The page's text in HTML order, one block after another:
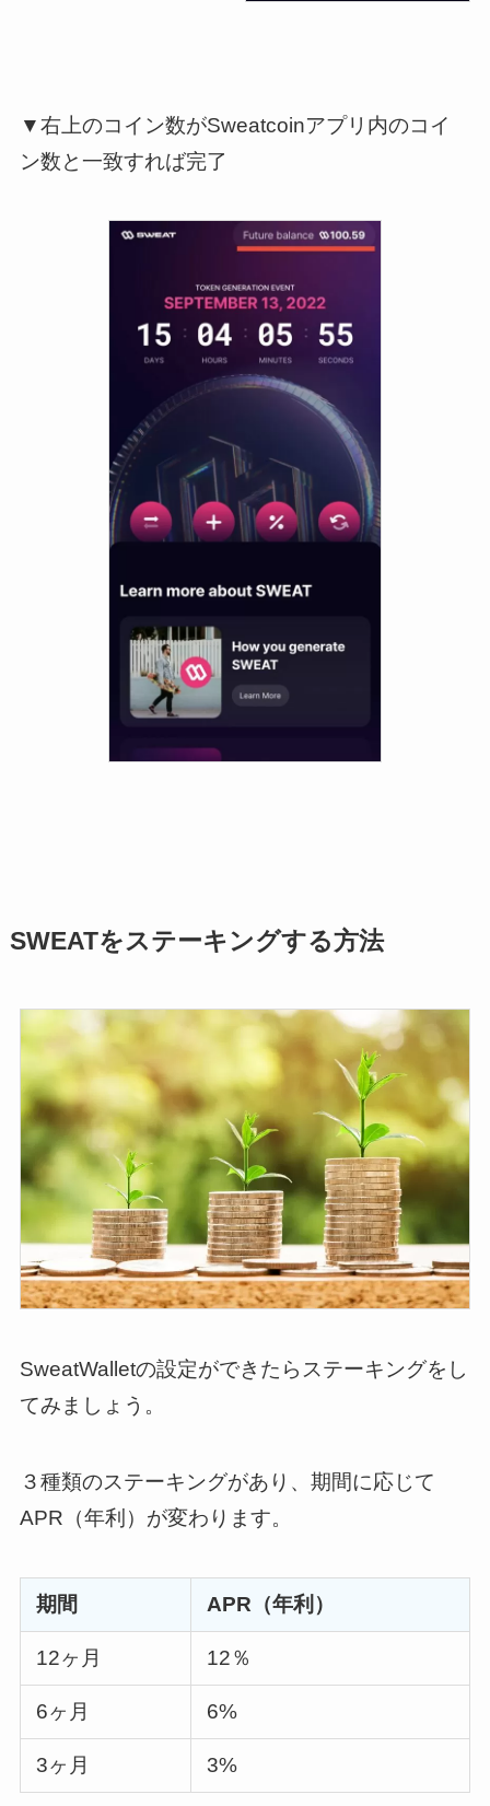
▼右上のコイン数がSweatcoinアプリ内のコイ
ン数と一致すれば完了
SWEATをステーキングする方法
SweatWalletの設定ができたらステーキングをし
てみましょう。
３種類のステーキングがあり、期間に応じて
APR（年利）が変わります。
期間 APR（年利）
12ヶ月 12％
6ヶ月 6%
3ヶ月 3%